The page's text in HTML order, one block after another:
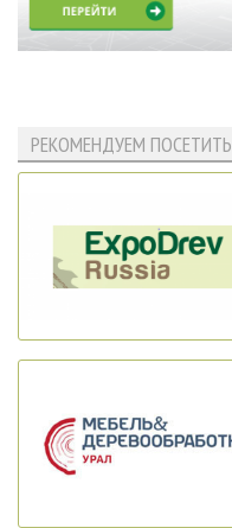
РЕКОМЕНДУЕМ ПОСЕТИТЬ